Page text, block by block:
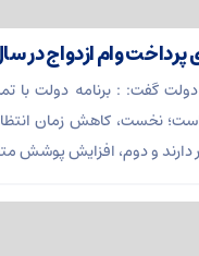
وام ازدواج در سال
گفت: : برنامه دولت با
نخست، کاهش زمان
دارند و دوم، افزایش پوشش